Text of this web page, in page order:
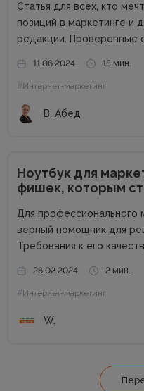
Статья для всех, кто
позиций в маркетинге и
редакции. Проверенные
на наш телеграм-канал
новую порцию...
11.06.2024 15 мин.
#Интернет-маркетинг
В. Абед
Ноутбук для
фишек, которым
Для профессионального
верный помощник для
Требования к его
успехам. Добротный
обсуждается. Без
26.02.2024 2 мин.
#Интернет-маркетинг
W.